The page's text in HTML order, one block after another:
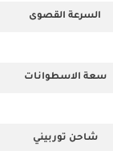
السرعة القصوى
سعة الاسطوانات
شاحن توربيني